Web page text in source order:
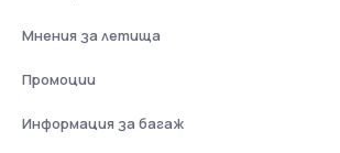
Мнения за летища
Промоции
Информация за багаж